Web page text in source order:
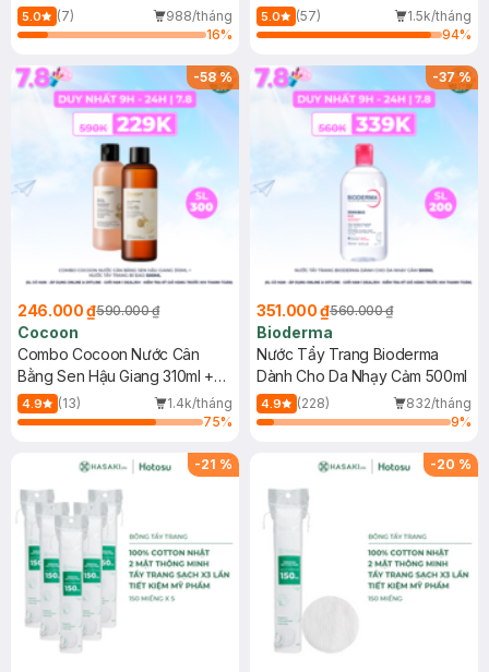
Mặt Bí Đao 310ml
5.0 (7)
988/tháng
16%
Dầu 500ml
5.0 (57)
1.5k/tháng
94%
-58%
246.000 ₫590.000 ₫
Cocoon
Combo Cocoon Nước Cân
Bằng Sen Hậu Giang 310ml +
Nước Tẩy Trang Bí Đao 500ml
4.9 (13)
1.4k/tháng
75%
-37%
351.000 ₫560.000 ₫
Bioderma
Nước Tẩy Trang Bioderma
Dành Cho Da Nhạy Cảm 500ml
4.9 (228)
832/tháng
9%
-21 % -20 %